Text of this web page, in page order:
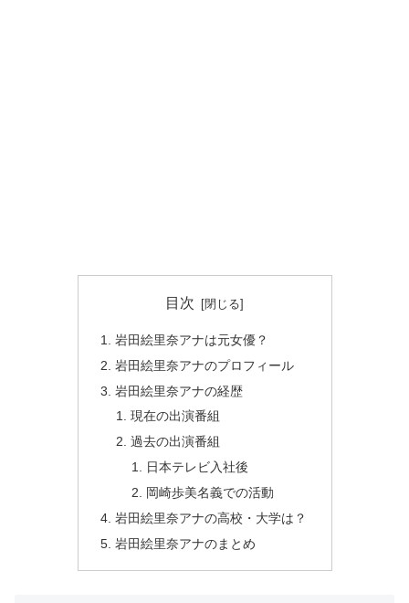
目次
岩田絵里奈アナは元女優？
岩田絵里奈アナのプロフィール
岩田絵里奈アナの経歴
現在の出演番組
過去の出演番組
日本テレビ入社後
岡崎歩美名義での活動
岩田絵里奈アナの高校・大学は？
岩田絵里奈アナのまとめ